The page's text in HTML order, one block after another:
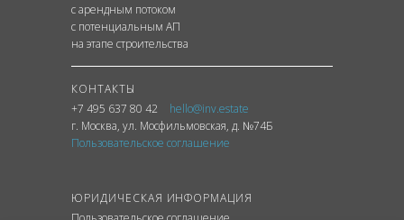
с арендным потоком
с потенциальным АП
на этапе строительства
КОНТАКТЫ
+7 495 637 80 42
hello@inv.estate
г. Москва, ул. Мосфильмовская, д. №74Б
Пользовательское соглашение
ЮРИДИЧЕСКАЯ ИНФОРМАЦИЯ